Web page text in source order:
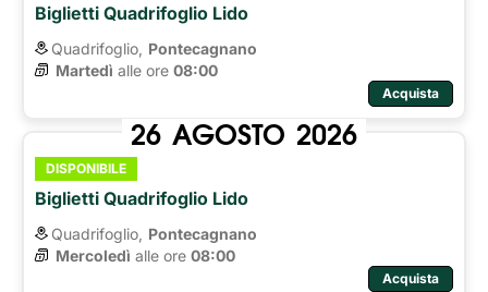
Biglietti Quadrifoglio Lido
Quadrifoglio, Pontecagnano
Martedì alle ore 08:00
Acquista
26 AGOSTO 2026
DISPONIBILE
Biglietti Quadrifoglio Lido
Quadrifoglio, Pontecagnano
Mercoledì alle ore 08:00
Acquista